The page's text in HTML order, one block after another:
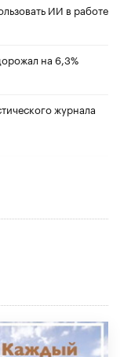
ИИ в работе
на 6,3%
журнала